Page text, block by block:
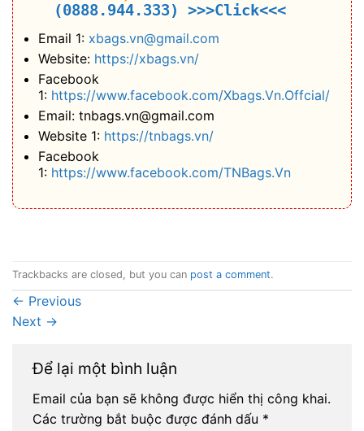
(0888.944.333) >>>Click<<<
Email 1: xbags.vn@gmail.com
Website: https://xbags.vn/
Facebook
1: https://www.facebook.com/Xbags.Vn.Offcial/
Email: tnbags.vn@gmail.com
Website 1: https://tnbags.vn/
Facebook
1: https://www.facebook.com/TNBags.Vn
Trackbacks are closed, but you can post a comment.
← Previous
Next →
Để lại một bình luận
Email của bạn sẽ không được hiển thị công khai.
Các trường bắt buộc được đánh dấu *